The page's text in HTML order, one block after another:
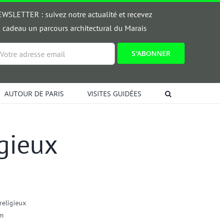
: suivez notre actualité et recevez
cadeau un parcours architectural du Marais
AUTOUR DE PARIS VISITES GUIDÉES